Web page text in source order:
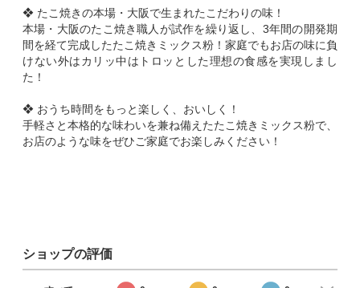
❖ たこ焼きの本場・大阪で生まれたこだわりの味！
本場・大阪のたこ焼き職人が試作を繰り返し、3年間の開発期
間を経て完成したたこ焼きミックス粉！家庭でもお店の味に負
けない外はカリッ中はトロッとした理想の食感を実現しまし
た！
❖ おうち時間をもっと楽しく、おいしく！
手軽さと本格的な味わいを兼ね備えたたこ焼きミックス粉で、
お店のような味をぜひご家庭でお楽しみください！
ショップの評価